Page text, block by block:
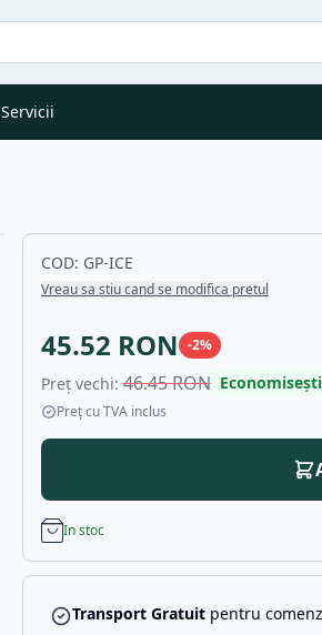
Servicii
COD: GP-ICE
Vreau sa stiu cand se modifica pretul
45.52 RON -2%
Preț vechi: 46.45RON Economisești
Preț cu TVA inclus
In stoc
Transport Gratuit pentru